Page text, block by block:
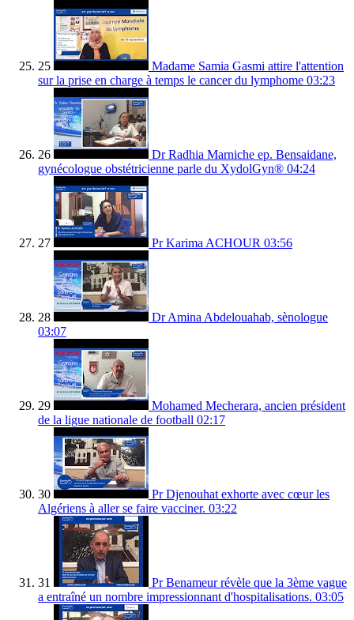
25
Madame Samia Gasmi attire l'attention
sur la prise en charge à temps le cancer du lymphome 03:23
26
Dr Radhia Marniche ep. Bensaidane,
gynécologue obstétricienne parle du XydolGyn® 04:24
27 Pr Karima ACHOUR 03:56
28
Dr Amina Abdelouahab, sènologue
03:07
29
Mohamed Mecherara, ancien président
de la ligue nationale de football 02:17
30
Pr Djenouhat exhorte avec cœur les
Algériens à aller se faire vacciner. 03:22
31
Pr Benameur révèle que la 3ème vague
a entraîné un nombre impressionnant d'hospitalisations. 03:05